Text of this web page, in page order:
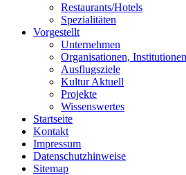
Restaurants/Hotels
Spezialitäten
Vorgestellt
Unternehmen
Organisationen,
Ausflugsziele
Kultur Aktuell
Projekte
Wissenswertes
Startseite
Kontakt
Impressum
Datenschutzhinweise
Sitemap